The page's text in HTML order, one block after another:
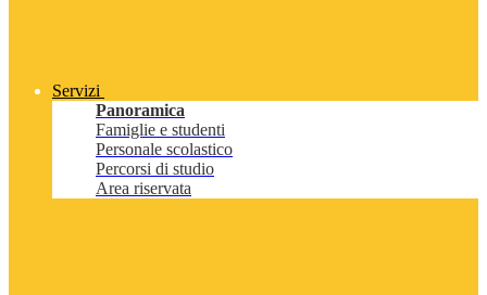
Servizi
Panoramica
Famiglie e studenti
Personale scolastico
Percorsi di studio
Area riservata